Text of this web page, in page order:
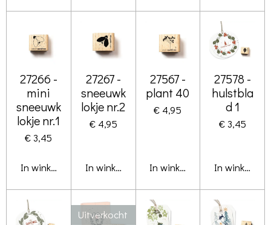
27266 -
mini
sneeuwk
lokje nr.1
€ 3,45
In winkelwagen
27267 -
sneeuwk
lokje nr.2
€ 4,95
In winkelwagen
27567 -
plant 40
€ 4,95
In winkelwagen
27578 -
hulstbla
d 1
€ 3,45
In
Uitverkocht